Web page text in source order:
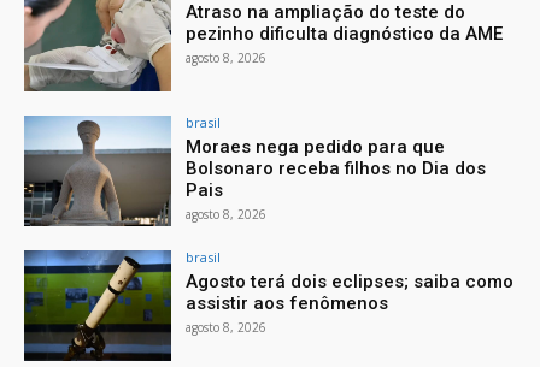
Atraso na ampliação do teste do
pezinho dificulta diagnóstico da AME
agosto 8, 2026
brasil
Moraes nega pedido para que
Bolsonaro receba filhos no Dia dos
Pais
agosto 8, 2026
brasil
Agosto terá dois eclipses; saiba como
assistir aos fenômenos
agosto 8, 2026